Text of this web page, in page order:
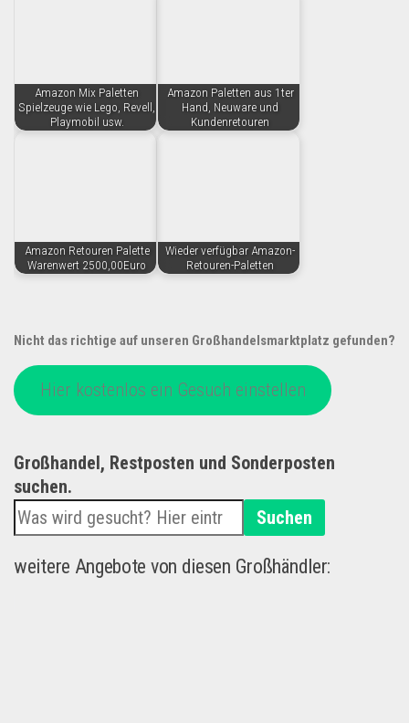
Amazon Mix Paletten
Spielzeuge wie Lego, Revell,
Playmobil usw.
Amazon Paletten aus 1ter
Hand, Neuware und
Kundenretouren
Amazon Retouren Palette
Warenwert 2500,00Euro
Wieder verfügbar Amazon-
Retouren-Paletten
Nicht das richtige auf unseren Großhandelsmarktplatz gefunden?
Hier kostenlos ein Gesuch einstellen
Großhandel, Restposten und Sonderposten
suchen.
Suchen
weitere Angebote von diesen Großhändler: